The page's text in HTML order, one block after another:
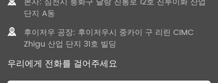
단지 A동
후이저우 공장: 후이저우시 중카이 구 리린 CIMC
Zhigu 산업 단지 31호 빌딩
우리에게 전화를 걸어주세요